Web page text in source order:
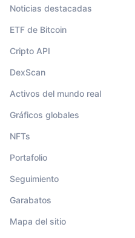
Noticias destacadas
ETF de Bitcoin
Cripto API
DexScan
Activos del mundo real
Gráficos globales
NFTs
Portafolio
Seguimiento
Garabatos
Mapa del sitio